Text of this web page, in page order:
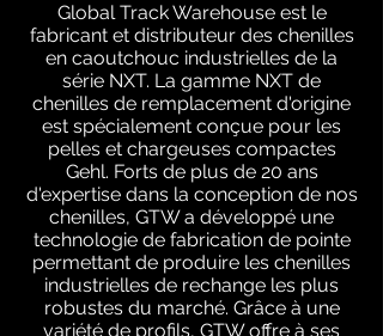
Global Track Warehouse est le
fabricant et distributeur des chenilles
en caoutchouc industrielles de la
série NXT. La gamme NXT de
chenilles de remplacement d'origine
est spécialement conçue pour les
pelles et chargeuses compactes
Gehl. Forts de plus de 20 ans
d'expertise dans la conception de nos
chenilles, GTW a développé une
technologie de fabrication de pointe
permettant de produire les chenilles
industrielles de rechange les plus
robustes du marché. Grâce à une
variété de profils, GTW offre à ses